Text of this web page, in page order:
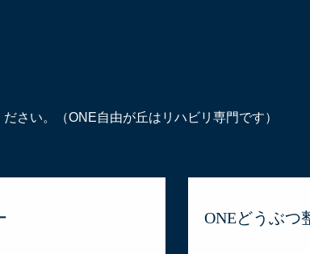
さい。（ONE自由が丘はリハビリ専門です）
ONEどうぶつ